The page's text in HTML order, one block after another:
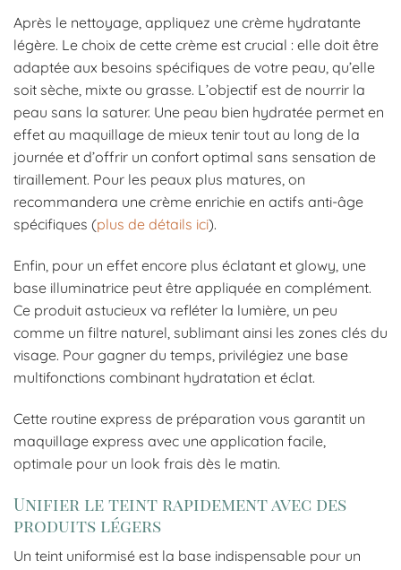
Après le nettoyage, appliquez une crème hydratante
légère. Le choix de cette crème est crucial : elle doit être
adaptée aux besoins spécifiques de votre peau, qu’elle
soit sèche, mixte ou grasse. L’objectif est de nourrir la
peau sans la saturer. Une peau bien hydratée permet en
effet au maquillage de mieux tenir tout au long de la
journée et d’offrir un confort optimal sans sensation de
tiraillement. Pour les peaux plus matures, on
recommandera une crème enrichie en actifs anti-âge
spécifiques (plus de détails ici).
Enfin, pour un effet encore plus éclatant et glowy, une
base illuminatrice peut être appliquée en complément.
Ce produit astucieux va refléter la lumière, un peu
comme un filtre naturel, sublimant ainsi les zones clés du
visage. Pour gagner du temps, privilégiez une base
multifonctions combinant hydratation et éclat.
Cette routine express de préparation vous garantit un
maquillage express avec une application facile,
optimale pour un look frais dès le matin.
Unifier le teint rapidement avec des
produits légers
Un teint uniformisé est la base indispensable pour un